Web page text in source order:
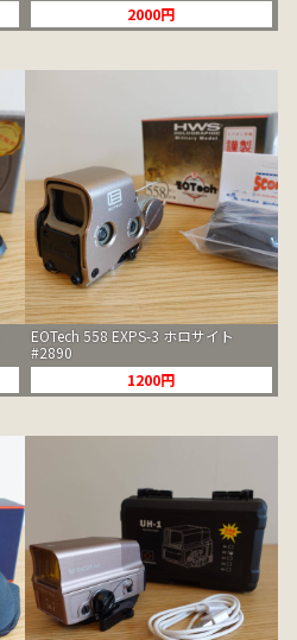
2000円
EOTech 558 EXPS-3 ホロサイト
#2890
1200円